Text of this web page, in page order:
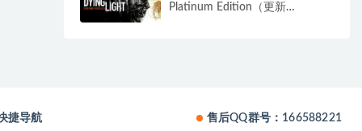
Platinum Edition（更新
捷导航 售后QQ群号：166588221